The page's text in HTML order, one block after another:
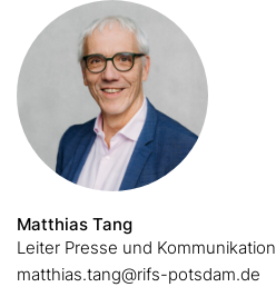
Matthias Tang
Leiter Presse und Kommunikation
matthias.tang@rifs-potsdam.de